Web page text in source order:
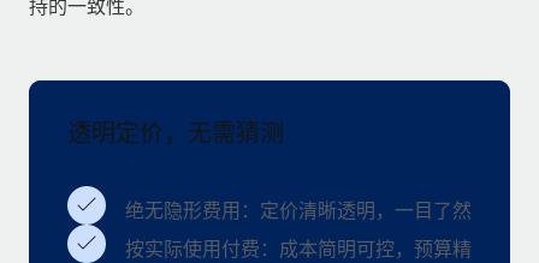
防范合规风险
实体设立
人员调配与搬迁
轻松搬迁员工
博客
EOR compliance
As the global workforce continues to expand in response
了解更多
持的一致性。
透明定价，无需猜测
绝无隐形费用：定价清晰透明，一目了然
按实际使用付费：成本简明可控，预算精